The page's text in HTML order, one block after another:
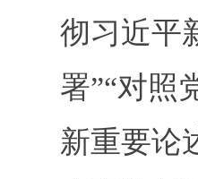
彻习近平
署”“对照
新重要论